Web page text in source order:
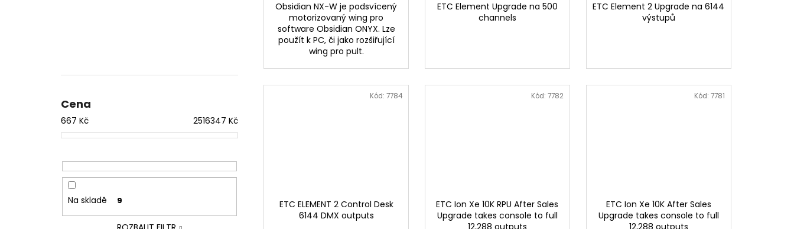
Cena
667 Kč 2516347 Kč
Na skladě 9
Obsidian NX-W je podsvícený
motorizovaný wing pro
software Obsidian ONYX. Lze
použít k PC, či jako rozšiřující
wing pro pult.
ETC Element Upgrade na 500
channels
ETC Element 2 Upgrade na 6144
výstupů
ETC ELEMENT 2 Control Desk
6144 DMX outputs
Kód:7784
ETC Ion Xe 10K RPU After Sales
Upgrade takes console to full
Kód: 7782
ETC Ion Xe 10K After Sales
Upgrade takes console to full
Kód: 7781